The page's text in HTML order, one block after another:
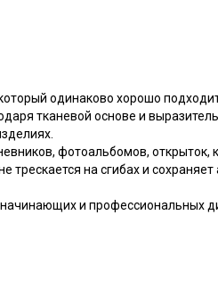
одинаково хорошо
тканевой основе и
фотоальбомов, открыток,
трескается на сгибах и
и профессиональных